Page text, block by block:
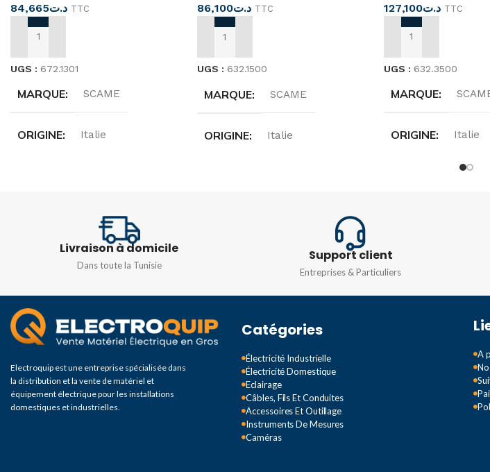
د.ت84,665 TTC
AJOUTER AU PANIER
UGS : 672.1301
MARQUE SCAME
ORIGINE Italie
DEGRÉ DE PROTECTION
COULEUR Gris
د.ت86,100 TTC
AJOUTER AU PANIER
UGS : 632.1500
MARQUE SCAME
ORIGINE Italie
DEGRÉ DE PROTECTION
د.ت127,100 TTC
AJOUTER AU PANIER
UGS : 632.3500
MARQUE
ORIGINE Italie
DEGRÉ DE
N° DE MODULES
Livraison à domicile
Dans toute la Tunisie
Support client
Entreprises & Particuliers
Electroquip est une entreprise spécialisée dans
la distribution et la vente de matériel et
équipement électrique pour les installations
domestiques et industrielles.
Catégories
Électricité Industrielle
Électricité Domestique
Eclairage
Câbles, Fils Et Conduites
Accessoires Et Outillage
Instruments De Mesures
Caméras
A